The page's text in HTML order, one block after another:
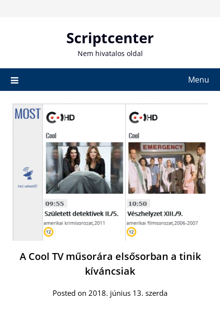
Scriptcenter
Nem hivatalos oldal
Menu
A Cool TV műsorára elsősorban a tinik
kíváncsiak
Posted on 2018. június 13. szerda